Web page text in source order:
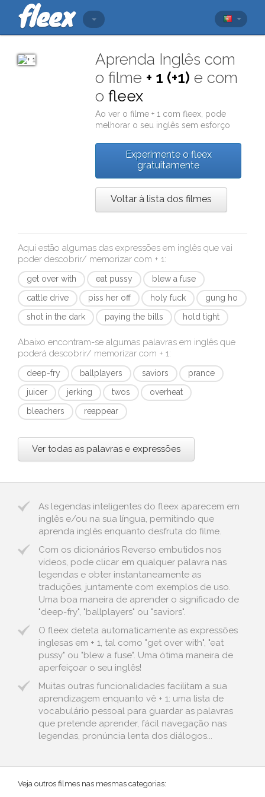
Aprenda Inglês com
o filme + 1 (+1) e com
ofleex
Ao ver o filme+ 1 comfleex , pode
melhorar o seu inglês sem esforço
Experimente o fleex
gratuitamente
Voltar à lista dos filmes
Aqui estão algumas das expressões em inglês que vai
poder descobrir/ memorizar com + 1:
get over with eat pussy
blew a fuse
cattle drive
piss her off holy fuck
gung ho
shot in the dark
paying the bills hold tight
Abaixo encontram-se algumas palavras em inglês que
poderá descobrir/ memorizar com + 1:
deep-fry ballplayers saviors
prance
juicer
jerking twos
overheat
bleachers
reappear
Ver todas as palavras e expressões
As legendas inteligentes do fleex aparecem em
inglês e/ou na sua língua, permitindo que
aprenda inglês enquanto desfruta do filme.
Com os dicionários Reverso embutidos nos
vídeos, pode clicar em qualquer palavra nas
legendas e obter instantaneamente as
traduções, juntamente com exemplos de uso.
Uma boa maneira de aprender o significado de
"deep-fry", "ballplayers" ou "saviors".
O fleex deteta automaticamente as expressões
inglesas em + 1, tal como "get over with", "eat
pussy" ou "blew a fuse". Uma ótima maneira de
aperfeiçoar o seu inglês!
Muitas outras funcionalidades facilitam a sua
aprendizagem enquanto vê + 1: uma lista de
vocabulário pessoal para guardar as palavras
que pretende aprender, fácil navegação nas
legendas, pronúncia lenta dos diálogos...
Veja outros filmes nas mesmas categorias: